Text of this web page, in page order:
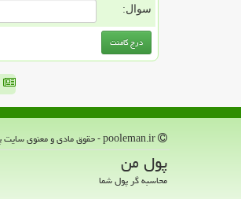
سوال:
پول من
محاسبه گر پول شما